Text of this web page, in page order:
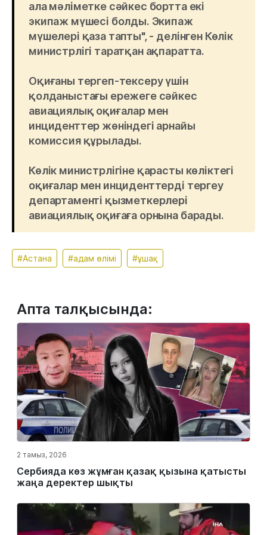
ала мәліметке сәйкес бортта екі
экипаж мүшесі болды. Экипаж
мүшелері қаза тапты", - делінген Көлік
министрлігі таратқан ақпаратта.
Оқиғаны тергеп-тексеру үшін
қолданыстағы ережеге сәйкес
авиациялық оқиғалар мен
инциденттер жөніндегі арнайы
комиссия құрылады.
Көлік министрлігіне қарасты көліктегі
оқиғалар мен инциденттерді тергеу
департаменті қызметкерлері
авиациялық оқиғаға орнына барады.
#Астана #адам өлімі #ұшақ
Апта талқысында:
2 тамыз, 2026
Сербияда көз жұмған қазақ қызына қатысты
жаңа деректер шықты